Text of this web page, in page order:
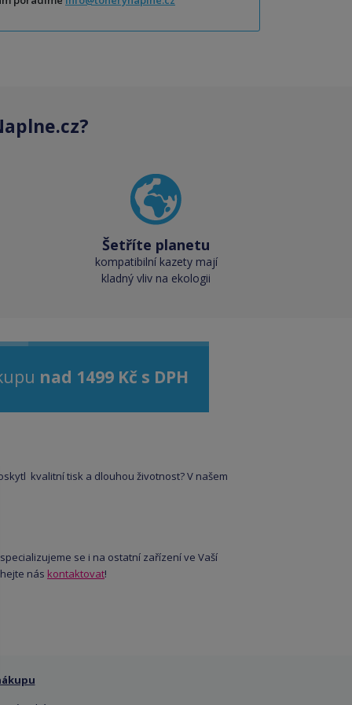
Šetříte planetu
kompatibilní kazety mají
kladný vliv na ekologii
nad 1499 Kč s DPH
kvalitní tisk a dlouhou životnost? V našem
se i na ostatní zařízení ve Vaší
nás kontaktovat!